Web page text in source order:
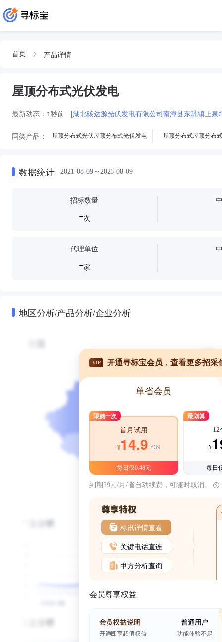
首页 产品详情
屋顶分布式光伏发电
最新动态： 1秒前 [湖北碳达源光伏发电有限公司南漳县东巩镇上
同类产品： 屋顶分布式光伏屋顶分布式光伏发电 屋顶分布式屋顶分布
数据统计 2021-08-09～2026-08-09
招标数量
-次
代理单位
-家
地区分析/产品分析/企业分析
VIP 开通寻标宝会员，查看更多招采
单省会员
限购一次
首月试用
¥14.9 ¥39
每日仅0.48元
最划算
12
¥
每日
到期29元/月/省自动续费，可随时取消。
标讯详情查看
关键电话直连
甲方分析查询
会员尊享权益